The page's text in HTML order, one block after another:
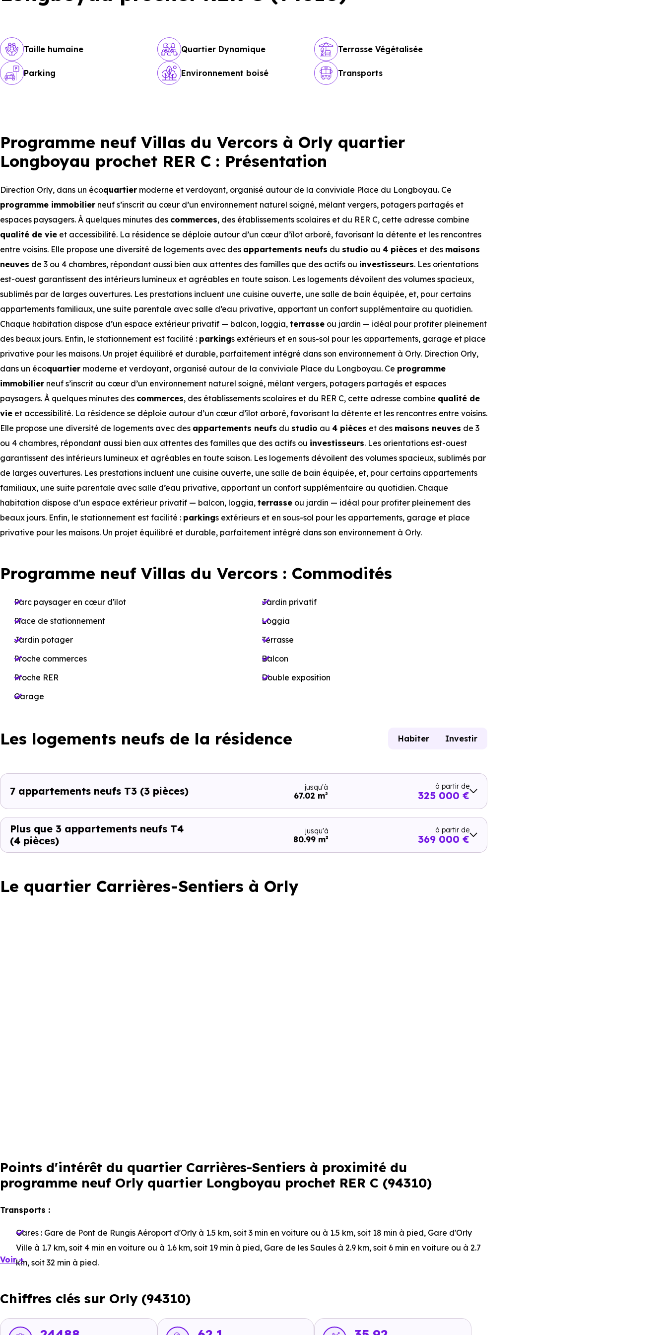
Taille humaine Quartier Dynamique Terrasse Végétalisée
Parking Environnement boisé Transports
Programme neuf Villas du Vercors à Orly quartier
Longboyau prochet RER C : Présentation
Direction Orly, dans un écoquartier moderne et verdoyant, organisé autour de la conviviale Place du Longboyau. Ce
programme immobilier neuf s’inscrit au cœur d’un environnement naturel soigné, mêlant vergers, potagers partagés et
espaces paysagers. À quelques minutes des commerces, des établissements scolaires et du RER C, cette adresse combine
qualité de vie et accessibilité. La résidence se déploie autour d’un cœur d’îlot arboré, favorisant la détente et les rencontres
entre voisins. Elle propose une diversité de logements avec des appartements neufs du studio au 4 pièces et des maisons
neuves de 3 ou 4 chambres, répondant aussi bien aux attentes des familles que des actifs ou investisseurs. Les orientations
est-ouest garantissent des intérieurs lumineux et agréables en toute saison. Les logements dévoilent des volumes spacieux,
sublimés par de larges ouvertures. Les prestations incluent une cuisine ouverte, une salle de bain équipée, et, pour certains
appartements familiaux, une suite parentale avec salle d’eau privative, apportant un confort supplémentaire au quotidien.
Chaque habitation dispose d’un espace extérieur privatif — balcon, loggia, terrasse ou jardin — idéal pour profiter pleinement
des beaux jours. Enfin, le stationnement est facilité : parkings extérieurs et en sous-sol pour les appartements, garage et place
privative pour les maisons. Un projet équilibré et durable, parfaitement intégré dans son environnement à Orly. Direction Orly,
dans un écoquartier moderne et verdoyant, organisé autour de la conviviale Place du Longboyau. Ce programme
immobilier neuf s’inscrit au cœur d’un environnement naturel soigné, mêlant vergers, potagers partagés et espaces
paysagers. À quelques minutes des commerces, des établissements scolaires et du RER C, cette adresse combine qualité de
vie et accessibilité. La résidence se déploie autour d’un cœur d’îlot arboré, favorisant la détente et les rencontres entre voisins.
Elle propose une diversité de logements avec des appartements neufs du studio au 4 pièces et des maisons neuves de 3
ou 4 chambres, répondant aussi bien aux attentes des familles que des actifs ou investisseurs. Les orientations est-ouest
garantissent des intérieurs lumineux et agréables en toute saison. Les logements dévoilent des volumes spacieux, sublimés par
de larges ouvertures. Les prestations incluent une cuisine ouverte, une salle de bain équipée, et, pour certains appartements
familiaux, une suite parentale avec salle d’eau privative, apportant un confort supplémentaire au quotidien. Chaque
habitation dispose d’un espace extérieur privatif — balcon, loggia, terrasse ou jardin — idéal pour profiter pleinement des
beaux jours. Enfin, le stationnement est facilité : parkings extérieurs et en sous-sol pour les appartements, garage et place
privative pour les maisons. Un projet équilibré et durable, parfaitement intégré dans son environnement à Orly.
Programme neuf Villas du Vercors : Commodités
Parc paysager en cœur d'îlot
Place de stationnement
Jardin potager
Proche commerces
Proche RER
Garage
Jardin privatif
Loggia
Terrasse
Balcon
Double exposition
Les logements neufs de la résidence Habiter Investir
7 appartements neufs T3 (3 pièces) jusqu'à
67.02 m²
à partir de
325 000 €
Plus que 3 appartements neufs T4
(4 pièces)
jusqu'à
80.99 m²
à partir de
369 000 €
Le quartier Carrières-Sentiers à Orly
Points d'intérêt du quartier Carrières-Sentiers à proximité du
programme neuf Orly quartier Longboyau prochet RER C (94310)
Transports :
Gares : Gare de Pont de Rungis Aéroport d'Orly à 1.5 km, soit 3 min en voiture ou à 1.5 km, soit 18 min à pied, Gare d'Orly
Ville à 1.7 km, soit 4 min en voiture ou à 1.6 km, soit 19 min à pied, Gare de les Saules à 2.9 km, soit 6 min en voiture ou à 2.7
km, soit 32 min à pied.
Ligne 396 - Ligne N31 : Rue des Quinze Arpents
3.4 km, soit 5 min en voiture ou à 3.1 km, soit 38 min à pied
Ligne 7 : Caroline Aigleà 2.8 km, soit 5 min en voiture ou à 2.1 km,
Voir +
Chiffres clés sur Orly (94310)